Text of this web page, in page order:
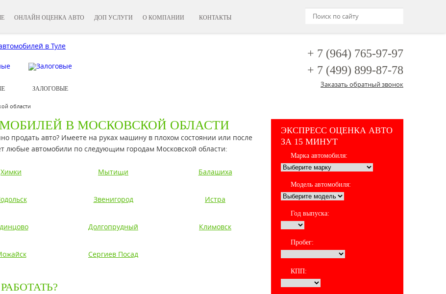
ОНЛАЙН ОЦЕНКА АВТО ДОП УСЛУГИ О КОМПАНИИ КОНТАКТЫ
+ 7 (964) 765-97-97
+ 7 (499) 899-87-78
Заказать обратный звонок
ЗАЛОГОВЫЕ
области
ЭКСПРЕСС ОЦЕНКА АВТО
ЗА 15 МИНУТ
Марка автомобиля:
Модель автомобиля:
Год выпуска:
Пробег:
КПП:
В МОСКОВСКОЙ ОБЛАСТИ
продать авто? Имеете на руках машину в плохом состоянии или после
автомобили по следующим городам Московской области:
Химки Мытищи Балашиха
Звенигород Истра
Долгопрудный Климовск
Сергиев Посад